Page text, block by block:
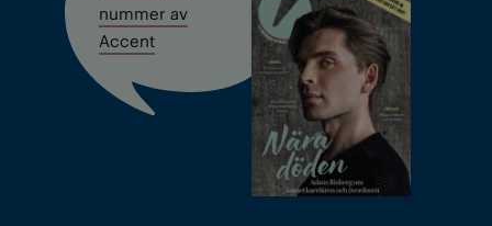
nummer av
Accent